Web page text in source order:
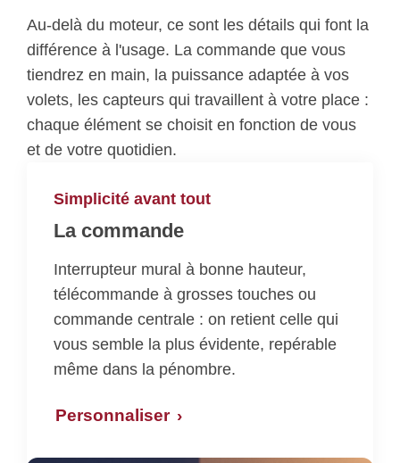
Au-delà du moteur, ce sont les détails qui font la
différence à l'usage. La commande que vous
tiendrez en main, la puissance adaptée à vos
volets, les capteurs qui travaillent à votre place :
chaque élément se choisit en fonction de vous
et de votre quotidien.
Simplicité avant tout
La commande
Interrupteur mural à bonne hauteur,
télécommande à grosses touches ou
commande centrale : on retient celle qui
vous semble la plus évidente, repérable
même dans la pénombre.
Personnaliser